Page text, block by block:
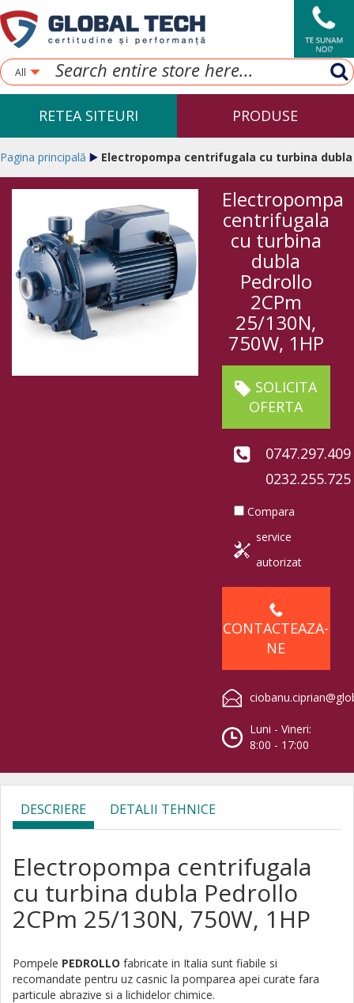
All
RETEA SITEURI PRODUSE
Pagina principală Electropompa centrifugala cu turbina dubla
Electropompa
centrifugala
cu turbina
dubla
Pedrollo
2CPm
25/130N,
750W, 1HP
SOLICITA
OFERTA
0747.297.409
0232.255.725
Compara
service
autorizat
CONTACTEAZA-
NE
Luni - Vineri:
8:00 - 17:00
DESCRIERE DETALII TEHNICE
Electropompa centrifugala
cu turbina dubla Pedrollo
2CPm 25/130N, 750W, 1HP
Pompele PEDROLLO fabricate in Italia sunt fiabile si
recomandate pentru uz casnic la pomparea apei curate fara
particule abrazive si a lichidelor chimice.